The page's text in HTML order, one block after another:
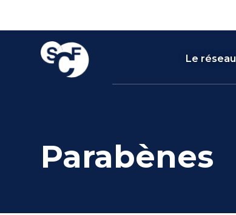
Le réseau
Parabènes